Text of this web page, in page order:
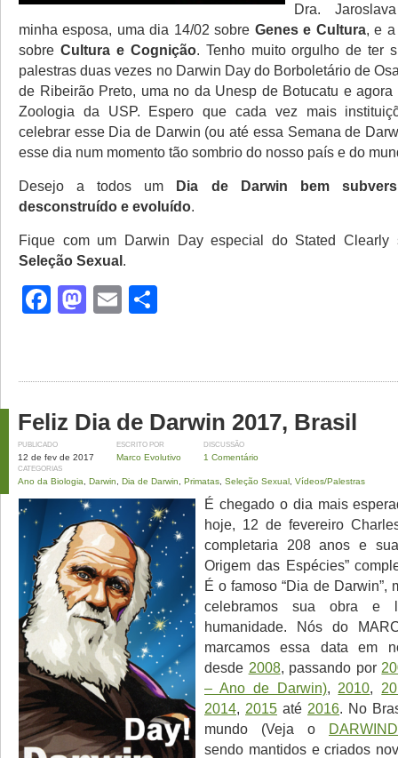
Dra.
minha esposa, uma dia 14/02 sobre Genes e Cultura, e a
sobre Cultura e Cognição. Tenho muito orgulho de ter
palestras duas vezes no Darwin Day do Borboletário de
de Ribeirão Preto, uma no da Unesp de Botucatu e
Zoologia da USP. Espero que cada vez mais
celebrar esse Dia de Darwin (ou até essa Semana de
esse dia num momento tão sombrio do nosso país e do
Desejo a todos um Dia de Darwin bem
desconstruído e evoluído.
Fique com um Darwin Day especial do Stated
Seleção Sexual.
Facebook
Mastodon
Email
Feliz Dia de Darwin 2017, Brasil
PUBLICADO
12 de fev de 2017
ESCRITO POR
Marco Evolutivo
DISCUSSÃO
1 Comentário
CATEGORIAS
Ano da Biologia Darwin Dia de Darwin Primatas Seleção Sexual Vídeos/Palestras
É chegado o dia mais
hoje, 12 de fevereiro
completaria 208 anos e
Origem das Espécies”
É o famoso “Dia de Darwin”,
celebramos sua obra e
humanidade. Nós do
marcamos essa data em
desde 2008, passando por
– Ano de Darwin), 2010,
2014, 2015 até 2016. No
mundo (Veja o
sendo mantidos e criados